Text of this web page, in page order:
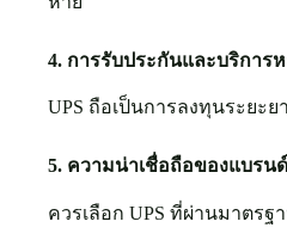
4. การรับประกันและบริการ
UPS ถือเป็นการลงทุนระยะ
5. ความน่าเชื่อถือของแบรน
ควรเลือก UPS ที่ผ่านมาตร